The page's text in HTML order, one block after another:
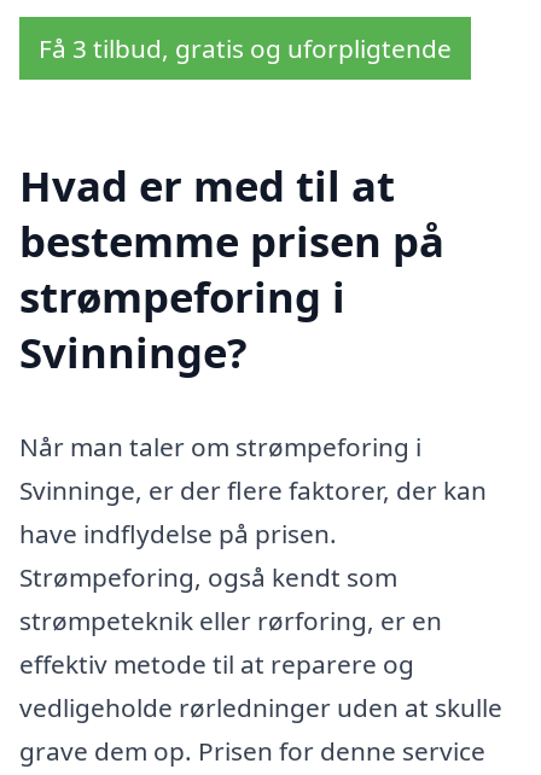
Få 3 tilbud, gratis og uforpligtende
Hvad er med til at
bestemme prisen på
strømpeforing i
Svinninge?
Når man taler om strømpeforing i
Svinninge, er der flere faktorer, der kan
have indflydelse på prisen.
Strømpeforing, også kendt som
strømpeteknik eller rørforing, er en
effektiv metode til at reparere og
vedligeholde rørledninger uden at skulle
grave dem op. Prisen for denne service